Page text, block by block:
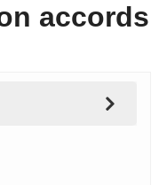
accords